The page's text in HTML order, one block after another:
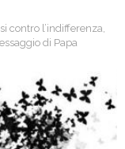
contro l’indifferenza,
di Papa